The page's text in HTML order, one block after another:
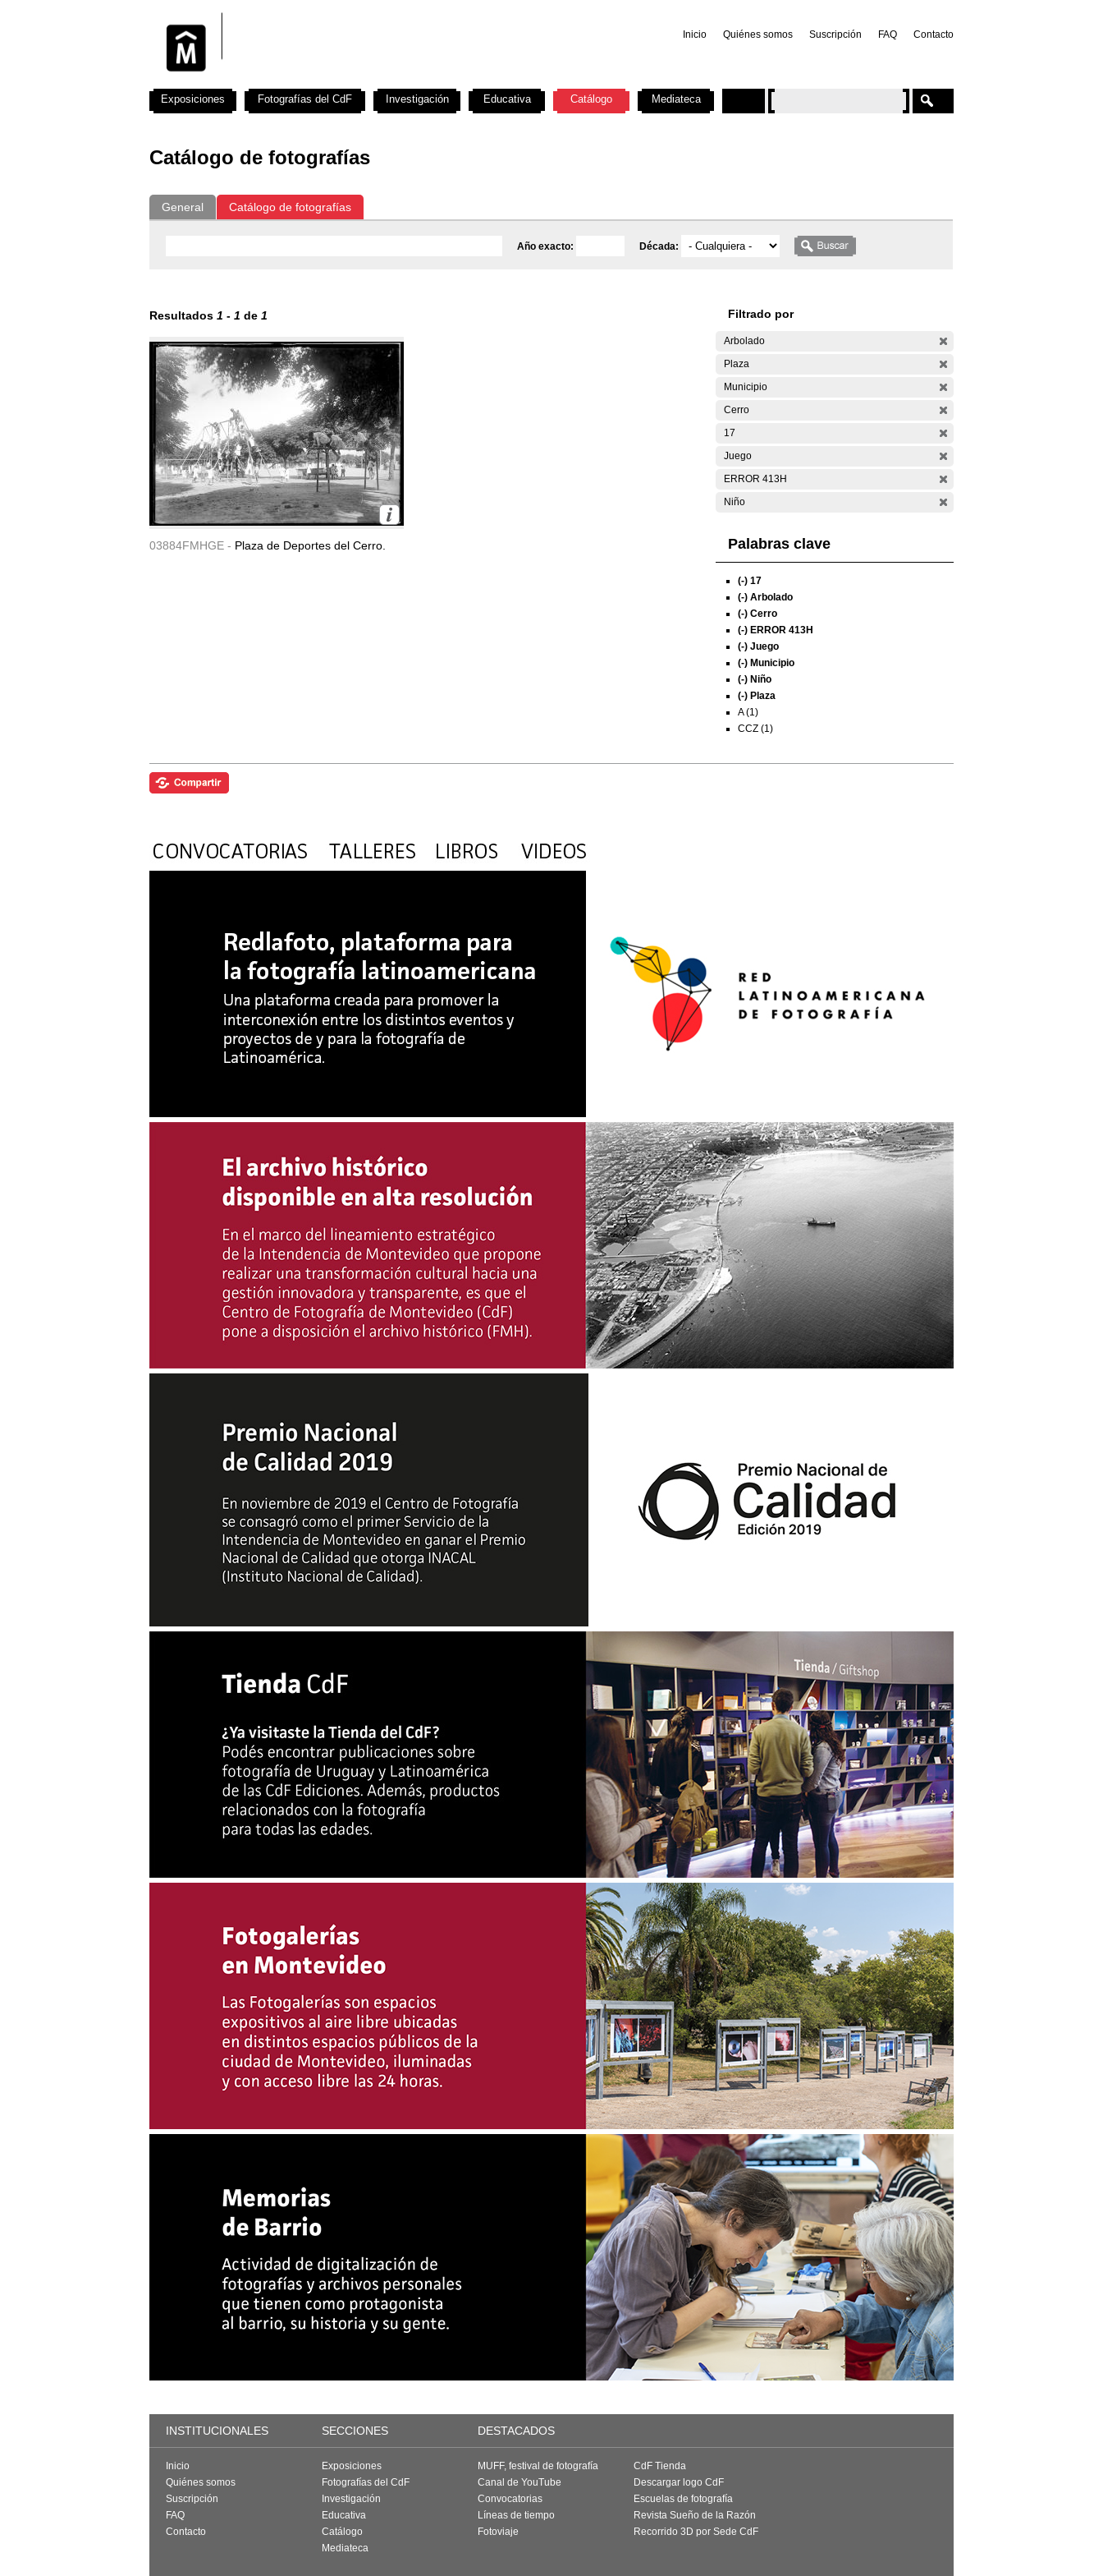
Inicio Quiénes somos Suscripción FAQ Contacto
Catálogo de fotografías
General Catálogo de fotografías
Año exacto: Década:
Resultados 1 - 1 de 1
03884FMHGE - Plaza de Deportes del Cerro.
Filtrado por
Arbolado
Plaza
Municipio
Cerro
17
Juego
ERROR 413H
Niño
Palabras clave
(-) 17
(-) Arbolado
(-) Cerro
(-) ERROR 413H
(-) Juego
(-) Municipio
(-) Niño
(-) Plaza
A (1)
CCZ (1)
Exposiciones Fotografías del CdF Investigación Educativa Catálogo Mediateca
INSTITUCIONALES SECCIONES DESTACADOS
Inicio
Quiénes somos
Suscripción
FAQ
Contacto
Exposiciones
Fotografías del CdF
Investigación
Educativa
Catálogo
Mediateca
MUFF, festival de fotografía
Canal de YouTube
Convocatorias
Líneas de tiempo
Fotoviaje
CdF Tienda
Descargar logo CdF
Escuelas de fotografía
Revista Sueño de la Razón
Recorrido 3D por Sede CdF